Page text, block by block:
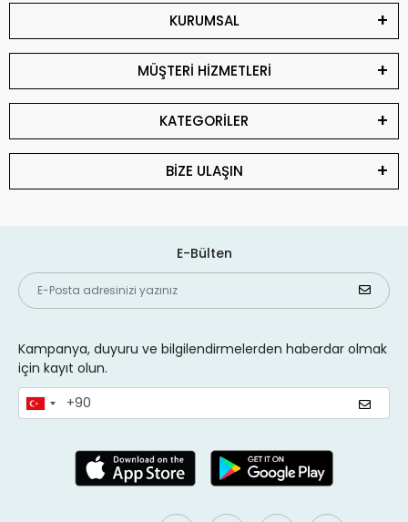
KURUMSAL
MÜŞTERİ HİZMETLERİ
KATEGORİLER
BİZE ULAŞIN
E-Bülten
Kampanya, duyuru ve bilgilendirmelerden haberdar olmak
için kayıt olun.